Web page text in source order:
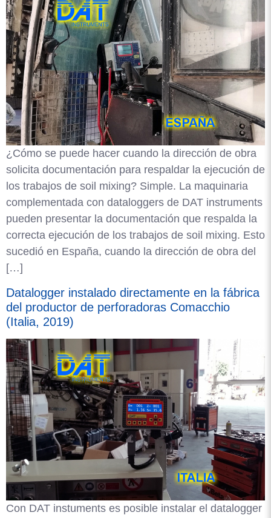
¿Cómo se puede hacer cuando la dirección de obra
solicita documentación para respaldar la ejecución de
los trabajos de soil mixing? Simple. La maquinaria
complementada con dataloggers de DAT instruments
pueden presentar la documentación que respalda la
correcta ejecución de los trabajos de soil mixing. Esto
sucedió en España, cuando la dirección de obra del
[…]
Datalogger instalado directamente en la fábrica
del productor de perforadoras Comacchio
(Italia, 2019)
Con DAT instuments es posible instalar el datalogger